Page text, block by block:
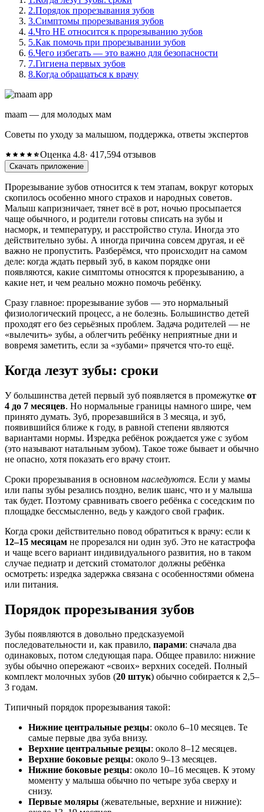
2.Порядок прорезывания зубов
3.Симптомы прорезывания зубов
4.Что НЕ относится к прорезыванию зубов
5.Как помочь при прорезывании зубов
6.Чего избегать — это важно для безопасности
7.Гигиена первых зубов
8.Когда обращаться к врачу
maam — для молодых мам
Советы по уходу за малышом, поддержка, ответы экспертов
Оценка 4.8· 417,594 отзывов
Скачать приложение
Прорезывание зубов относится к тем этапам, вокруг которых
скопилось особенно много страхов и народных советов.
Малыш капризничает, тянет всё в рот, ночью просыпается
чаще обычного, и родители готовы списать на зубы и
насморк, и температуру, и расстройство стула. Иногда это
действительно зубы. А иногда причина совсем другая, и её
важно не пропустить. Разберёмся, что происходит на самом
деле: когда ждать первый зуб, в каком порядке они
появляются, какие симптомы относятся к прорезыванию, а
какие нет, и чем реально можно помочь ребёнку.
Сразу главное: прорезывание зубов — это нормальный
физиологический процесс, а не болезнь. Большинство детей
проходят его без серьёзных проблем. Задача родителей — не
«вылечить» зубы, а облегчить ребёнку неприятные дни и
вовремя заметить, если за «зубами» прячется что-то ещё.
Когда лезут зубы: сроки
У большинства детей первый зуб появляется в промежутке от
4 до 7 месяцев. Но нормальные границы намного шире, чем
принято думать. Зуб, прорезавшийся в 3 месяца, и зуб,
появившийся ближе к году, в равной степени являются
вариантами нормы. Изредка ребёнок рождается уже с зубом
(это называют натальным зубом). Такое тоже бывает и обычно
не опасно, хотя показать его врачу стоит.
Сроки прорезывания в основном наследуются. Если у мамы
или папы зубы резались поздно, велик шанс, что и у малыша
так будет. Поэтому сравнивать своего ребёнка с соседским по
площадке бессмысленно, ведь у каждого свой график.
Когда сроки действительно повод обратиться к врачу: если к
12–15 месяцам не прорезался ни один зуб. Это не катастрофа
и чаще всего вариант индивидуального развития, но в таком
случае педиатр и детский стоматолог должны ребёнка
осмотреть: изредка задержка связана с особенностями обмена
или питания.
Порядок прорезывания зубов
Зубы появляются в довольно предсказуемой
последовательности и, как правило, парами: сначала два
одинаковых, потом следующая пара. Общее правило: нижние
зубы обычно опережают «своих» верхних соседей. Полный
комплект молочных зубов (20 штук) обычно собирается к 2,5–
3 годам.
Типичный порядок прорезывания такой:
Нижние центральные резцы: около 6–10 месяцев. Те
самые первые два зуба внизу.
Верхние центральные резцы: около 8–12 месяцев.
Верхние боковые резцы: около 9–13 месяцев.
Нижние боковые резцы: около 10–16 месяцев. К этому
моменту у малыша обычно по четыре зуба сверху и
снизу.
Первые моляры (жевательные, верхние и нижние):